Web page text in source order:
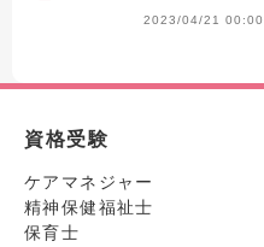
2023/04/21 00:00
資格受験
ケアマネジャー
精神保健福祉士
保育士